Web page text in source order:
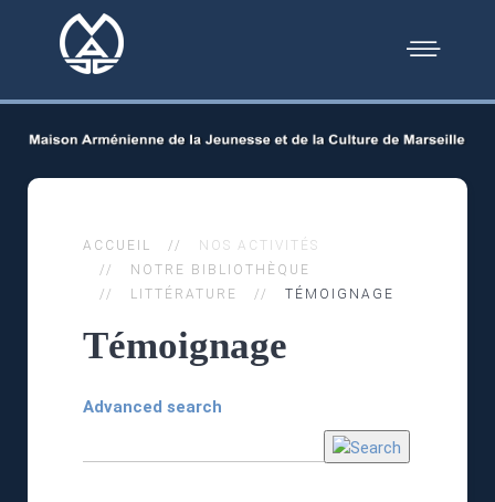
ACCUEIL
NOS ACTIVITÉS
NOTRE BIBLIOTHÈQUE
LITTÉRATURE
TÉMOIGNAGE
Témoignage
Advanced search